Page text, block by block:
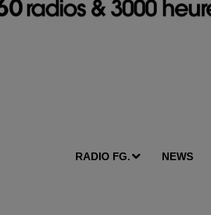
RADIO FG. NEWS